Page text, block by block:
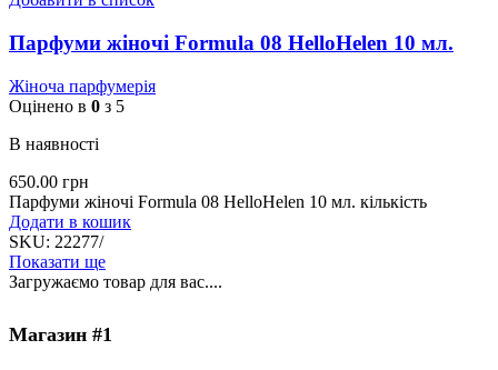
Парфуми жіночі Formula 08 HelloHelen 10 мл.
Жіноча парфумерія
Оцінено в 0 з 5
В наявності
650.00 грн
Парфуми жіночі Formula 08 HelloHelen 10 мл. кількість
Додати в кошик
SKU: 22277/
Показати ще
Загружаємо товар для вас....
Магазин #1